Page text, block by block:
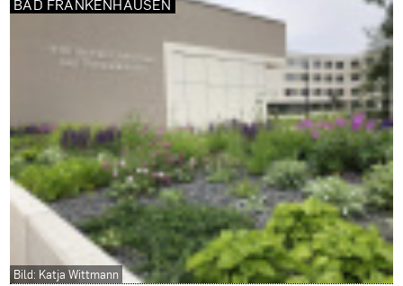
BAD FRANKENHAUSEN
Bild: Katja Wittmann